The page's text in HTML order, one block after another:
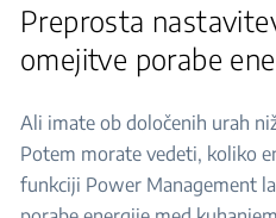
Preprosta
omejitve porabe
Ali imate ob določenih urah
Potem morate vedeti, koliko
funkciji Power Management